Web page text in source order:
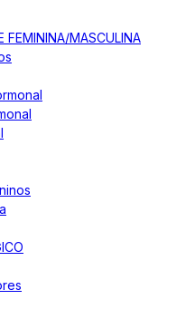
FEMININA/MASCULINA